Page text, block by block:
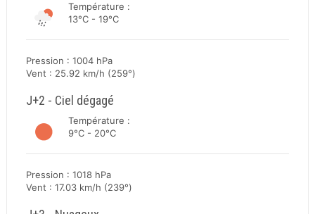
Température :
13°C - 19°C
Pression : 1004 hPa
Vent : 25.92 km/h (259°)
J+2 - Ciel dégagé
Température :
9°C - 20°C
Pression : 1018 hPa
Vent : 17.03 km/h (239°)